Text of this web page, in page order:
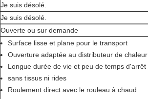
Je suis désolé.
Je suis désolé.
Ouverte ou sur demande
Surface lisse et plane pour le transport
Ouverture adaptée au distributeur de chaleur
Longue durée de vie et peu de temps d'arrêt
sans tissus ni rides
Roulement direct avec le rouleau à chaud